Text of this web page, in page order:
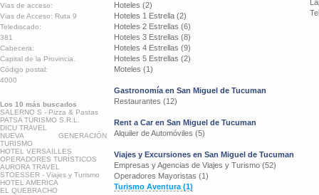
Vias de acceso:
Vias de Acceso: Ruta 9
Telediscado:
381
Cabecera:
Capital de la Provincia.
Código postal:
4000
Los 10 más buscados
SALERNO S - Pizza & Pastas
PATSA TURISMO S.R.L.
DICU TRAVEL
NUEVA GENERACIÓN
TURISMO
HOTEL VERSAILLES
OPERADORES TURÍSTICOS
AURORA TRAVEL
STOESSER - Viajes y Turismo
HOTEL AMERICA
EL QUEBRACHO
Hoteles (2)
Hoteles 1 Estrella (2)
Hoteles 2 Estrellas (6)
Hoteles 3 Estrellas (8)
Hoteles 4 Estrellas (9)
Hoteles 5 Estrellas (2)
Moteles (1)
Gastronomía en San Miguel de Tucuman
Restaurantes (12)
Rent a Car en San Miguel de Tucuman
Alquiler de Automóviles (5)
Viajes y Excursiones en San Miguel de Tucuman
Empresas y Agencias de Viajes y Turismo (52)
Operadores Mayoristas (1)
Turismo Aventura (1)